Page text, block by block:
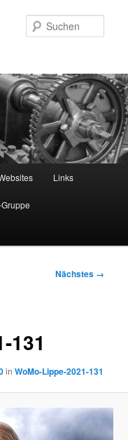
Links
Nächstes →
131
inWoMo-Lippe-2021-131